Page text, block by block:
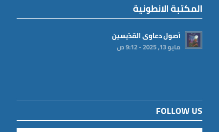
المكتبة الانطونية
أصول دعاوى القدّيسين
مايو 13, 2025 - 9:12 ص
FOLLOW US